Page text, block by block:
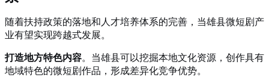
随着扶持政策的落地和人才培养体系的完善，当雄县微短剧产
业有望实现跨越式发展。
打造地方特色内容。当雄县可以挖掘本地文化资源，创作具有
地域特色的微短剧作品，形成差异化竞争优势。